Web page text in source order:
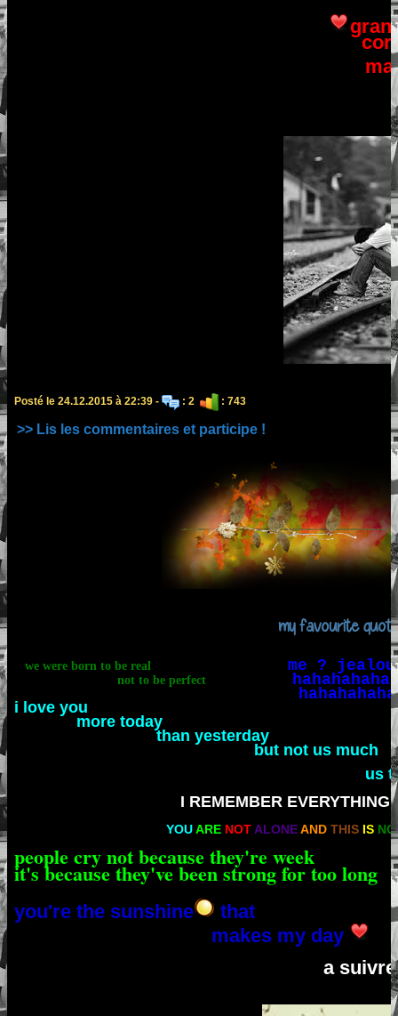
Posté le 24.12.2015 à 22:39 - : 2 : 743
>> Lis les commentaires et participe !
my favourite
we were born to be real me ?
not to be perfect
i love you
more today
than yesterday
but not us much
us
I REMEMBER
YOUARE NOTALONEAND THIS IS
people cry not because they're week
it's because they've been strong for too long
you're the sunshine
that
makes my day
a